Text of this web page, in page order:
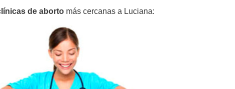
de aborto más cercanas a Luciana: